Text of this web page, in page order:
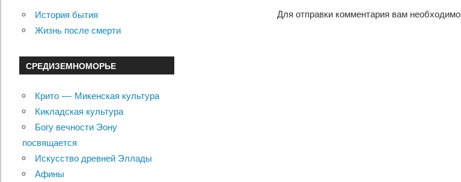
Для отправки комментария вам необходимо
История бытия
Жизнь после смерти
СРЕДИЗЕМНОМОРЬЕ
Крито — Микенская культура
Кикладская культура
Богу вечности Эону
посвящается
Искусство древней Эллады
Афины